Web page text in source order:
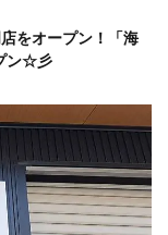
をオープン！「海
ン☆彡